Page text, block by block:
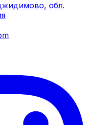
обл.